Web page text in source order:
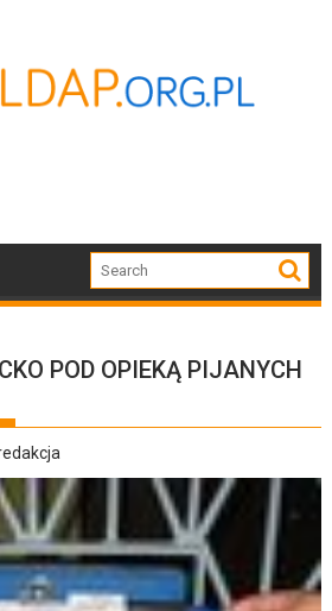
POD OPIEKĄ PIJANYCH